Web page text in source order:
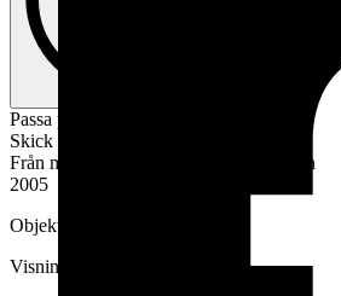
Passa på att utöka er smurfsamling
Skick enligt bilder
Från mycket populära Halloween-serien
2005
Objektnr
Visningar